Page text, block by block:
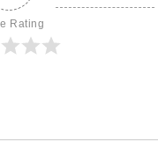
Rating